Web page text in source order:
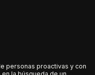
personas proactivas y con